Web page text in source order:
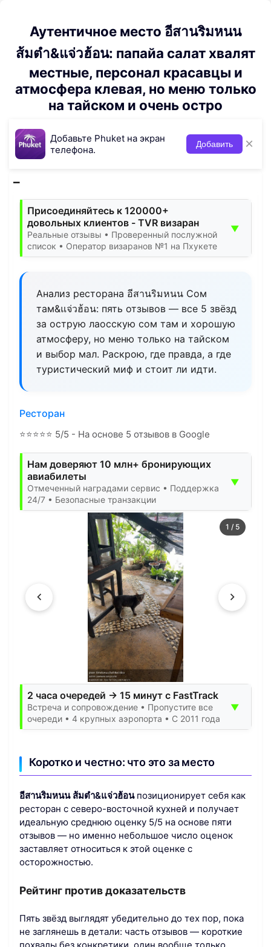
Аутентичное место อีสานริมหนน
ส้มตำ&แจ่วฮ้อน: папайа салат хвалят
местные, персонал красавцы и
атмосфера клевая, но меню только
на тайском и очень остро
Добавьте Phuket на экран
телефона.
Добавить ×
Присоединяйтесь к 120000+
довольных клиентов - TVR визаран
Реальные отзывы • Проверенный послужной
список • Оператор визаранов №1 на Пхукете
▼
Анализ ресторана อีสานริมหนน Сом
там&แจ่วฮ้อน: пять отзывов — все 5 звёзд
за острую лаосскую сом там и хорошую
атмосферу, но меню только на тайском
и выбор мал. Раскрою, где правда, а где
туристический миф и стоит ли идти.
Ресторан
⭐⭐⭐⭐⭐ 5/5 - На основе 5 отзывов в Google
Нам доверяют 10 млн+ бронирующих
авиабилеты
Отмеченный наградами сервис • Поддержка
24/7 • Безопасные транзакции
▼
1 / 5
2 часа очередей → 15 минут с FastTrack
Встреча и сопровождение • Пропустите все
очереди • 4 крупных аэропорта • С 2011 года
▼
Коротко и честно: что это за место
อีสานริมหนน ส้มตำ&แจ่วฮ้อนпозиционирует себя как
ресторан с северо-восточной кухней и получает
идеальную среднюю оценку 5/5 на основе пяти
отзывов — но именно небольшое число оценок
заставляет относиться к этой оценке с
осторожностью.
Рейтинг против доказательств
Пять звёзд выглядят убедительно до тех пор, пока
не заглянешь в детали: часть отзывов — короткие